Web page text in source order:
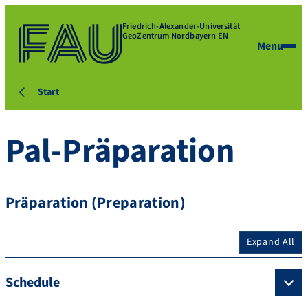
Friedrich-Alexander-Universität
GeoZentrum Nordbayern EN
Menu
Start
Pal-Präparation
Präparation (Preparation)
Expand All
Schedule